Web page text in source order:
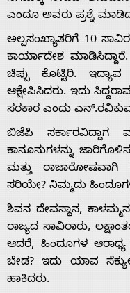
Home
About
Us
Advertise
With
s
ಎಂದೂ ಅವರು ಪ್ರಶ್ನೆ
ಅಲ್ಪಸಂಖ್ಯಾತರಿಗೆ 10
ಕಾರ್ಯಾದೇಶ
ಚಿಪ್ಪು ಕೊಟ್ಟಿರಿ.
ಆಕ್ಷೇಪಿಸಿದರು. ಇದು
ಸರಕಾರ ಎಂದು
ಬಿಜೆಪಿ ಸರ್ಕಾರವಿದ್ದಾಗ
ಕಾನೂನುಗಳನ್ನು
ಮತ್ತು ರಾಜಾರೋಷವಾಗಿ
ಸರಿಯೇ? ನಿಮ್ಮದು ಹಿಂದೂಗಳ
ಶಿವನ ದೇವಸ್ಥಾನ,
ರಾಜ್ಯದ ಸಾವಿರಾರು,
ಆದರೆ, ಹಿಂದೂಗಳ
ಬೇಡ? ಇದು ಯಾವ
ಹಾಕಿದರು.